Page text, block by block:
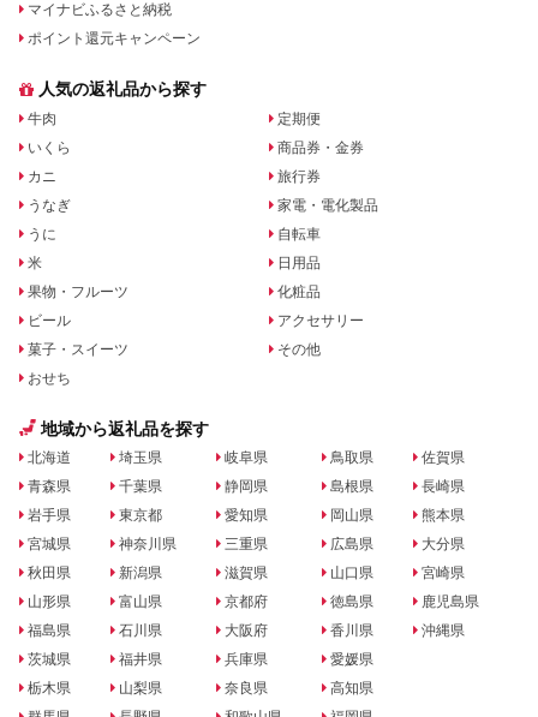
マイナビふるさと納税
ポイント還元キャンペーン
人気の返礼品から探す
牛肉
いくら
カニ
うなぎ
うに
米
果物・フルーツ
ビール
菓子・スイーツ
おせち
定期便
商品券・金券
旅行券
家電・電化製品
自転車
日用品
化粧品
アクセサリー
その他
地域から返礼品を探す
北海道
青森県
岩手県
宮城県
秋田県
山形県
福島県
茨城県
栃木県
埼玉県
千葉県
東京都
神奈川県
新潟県
富山県
石川県
福井県
山梨県
岐阜県
静岡県
愛知県
三重県
滋賀県
京都府
大阪府
兵庫県
奈良県
鳥取県
島根県
岡山県
広島県
山口県
徳島県
香川県
愛媛県
高知県
佐賀県
長崎県
熊本県
大分県
宮崎県
鹿児島県
沖縄県